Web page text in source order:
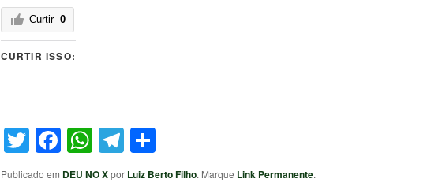
Curtir 0
CURTIR ISSO:
Twitter
Facebook
WhatsApp
Telegram
Share
Publicado em DEU NO Xpor Luiz Berto Filho. Marque Link Permanente.